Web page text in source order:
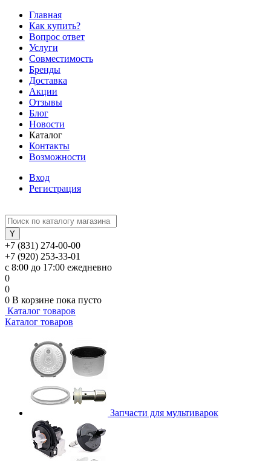
Главная
Как купить?
Вопрос ответ
Услуги
Совместимость
Бренды
Доставка
Акции
Отзывы
Блог
Новости
Каталог
Контакты
Возможности
Вход
Регистрация
+7 (831) 274-00-00
+7 (920) 253-33-01
с 8:00 до 17:00 ежедневно
0
0
0 В корзине пока пусто
Каталог товаров
Каталог товаров
Запчасти для мультиварок